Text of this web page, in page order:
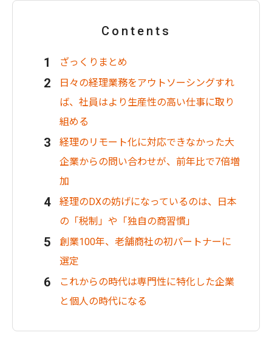
Contents
ざっくりまとめ
日々の経理業務をアウトソーシングすれ
ば、社員はより生産性の高い仕事に取り
組める
経理のリモート化に対応できなかった大
企業からの問い合わせが、前年比で7倍増
加
経理のDXの妨げになっているのは、日本
の「税制」や「独自の商習慣」
創業100年、老舗商社の初パートナーに
選定
これからの時代は専門性に特化した企業
と個人の時代になる